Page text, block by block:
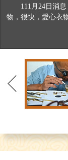
111月24日消
物，很快，愛心衣